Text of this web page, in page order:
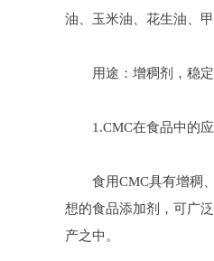
油、玉米油、花生油、
用途：增稠剂，稳定
1.CMC在食品中的应
食用CMC具有增稠、
想的食品添加剂，可广
产之中。